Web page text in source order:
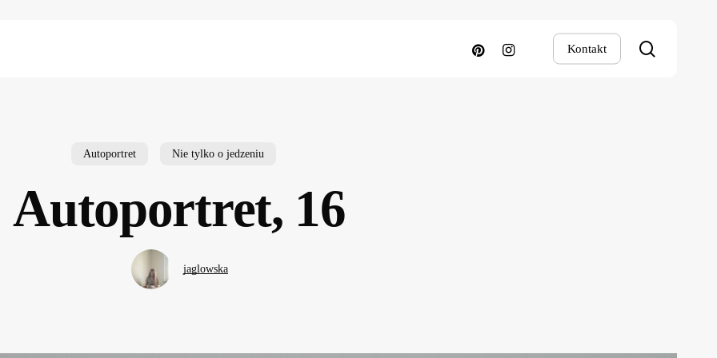
Kontakt
pinterestinstagram
Autoportret Nie tylko o jedzeniu
Autoportret, 16
jaglowska